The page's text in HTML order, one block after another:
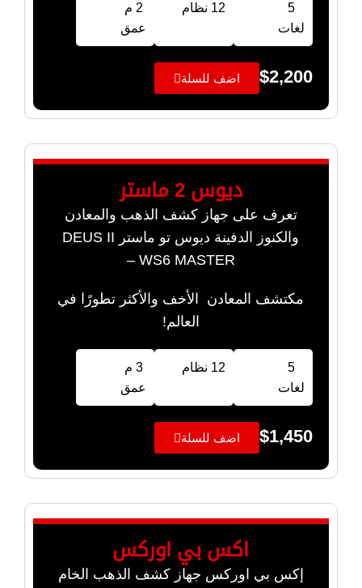
5
لغات
12 نظام
2 م
عمق
$2,200 اضف للسلة
ديوس 2 ماستر
تعرف على جهاز كشف الذهب والمعادن
والكنوز الدفينة ديوس تو ماستر DEUS II
WS6 MASTER –
مكتشف المعادن الأخف والأكثر تطورًا في
العالم!
5
لغات
12 نظام
3 م
عمق
$1,450 اضف للسلة
اكس بي اوركس
إكس بي اوركس جهاز كشف الذهب الخام